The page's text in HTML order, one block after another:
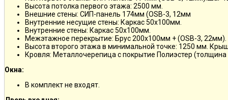
Высота потолка первого этажа: 2500 мм.
Внешние стены: СИП-панель 174мм (OSB-3, 12мм
Внутренние несущие стены: Каркас 50х100мм.
Внутренние стены: Каркас 50х100мм.
Межэтажное перекрытие: Брус 200х100мм + (OSB-3, 22мм).
Высота второго этажа в минимальной точке: 1250 мм.
Кровля: Металлочерепица с покрытие Полиэстер
Окна:
В комплект не входят.